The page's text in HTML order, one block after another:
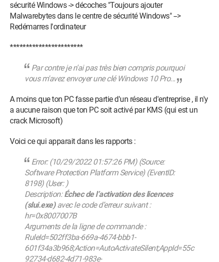
sécurité Windows -> décoches "Toujours ajouter
Malwarebytes dans le centre de sécurité Windows" -->
Redémarres l'ordinateur
***********************
Par contre je n'ai pas très bien compris pourquoi
vous m'avez envoyer une clé Windows 10 Pro...
A moins que ton PC fasse partie d'un réseau d'entreprise , il n'y
a aucune raison que ton PC soit activé par KMS (qui est un
crack Microsoft)
Voici ce qui apparait dans les rapports :
Error: (10/29/2022 01:57:26 PM) (Source:
Software Protection Platform Service) (EventID:
8198) (User: )
Description:Échec de l’activation des licences
(slui.exe)avec le code d’erreur suivant :
hr=0x8007007B
Arguments de la ligne de commande :
RuleId=502ff3ba-669a-4674-bbb1-
601f34a3b968;Action=AutoActivateSilent;AppId=55c
92734-d682-4d71-983e-